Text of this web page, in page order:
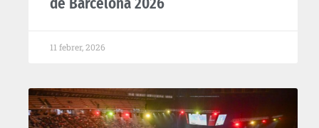
11 febrer, 2026